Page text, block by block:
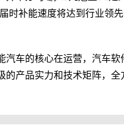
补能速度将达到行业领先
车的核心在运营，汽车
产品实力和技术矩阵，全